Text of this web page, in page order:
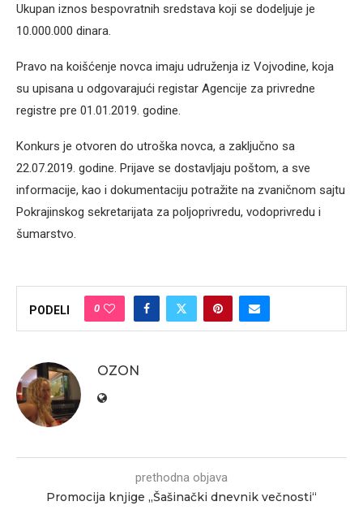
Ukupan iznos bespovratnih sredstava koji se dodeljuje je
10.000.000 dinara.
Pravo na koišćenje novca imaju udruženja iz Vojvodine, koja
su upisana u odgovarajući registar Agencije za privredne
registre pre 01.01.2019. godine.
Konkurs je otvoren do utroška novca, a zaključno sa
22.07.2019. godine. Prijave se dostavljaju poštom, a sve
informacije, kao i dokumentaciju potražite na zvaničnom sajtu
Pokrajinskog sekretarijata za poljoprivredu, vodoprivredu i
šumarstvo.
PODELI 0
OZON
prethodna objava
Promocija knjige „Šašinački dnevnik večnosti“